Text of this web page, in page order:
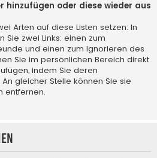
hinzufügen oder diese wieder aus
Arten auf diese Listen setzen: In
zwei Links: einen zum
und einen zum Ignorieren des
Sie im persönlichen Bereich direkt
indem Sie deren
gleicher Stelle können Sie sie
entfernen.